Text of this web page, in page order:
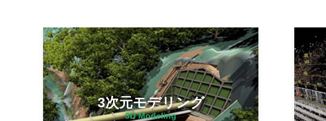
3次元モデリング
3D Modeling